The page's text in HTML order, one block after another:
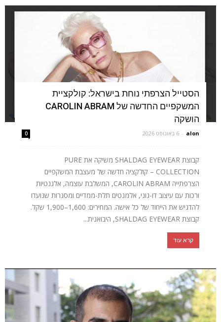
הסטייל הצרפתי נוחת בישראל: קולקציית
המשקפיים החדשה של CAROLIN ABRAM
הושקה
alon
- 6 באוגוסט 2026 0
קבוצת SHALDAG EYEWEAR משיקה את PURE
COLLECTION – קולקציה חדשה של מעצבת המשקפיים
הצרפתייה CAROLIN ABRAM, המשלבת עוצמה, אלגנטיות
ורכות עם עיצוב דו-גוני, אלמנטים תלת-ממדיים ומסגרות שנועדו
להדגיש את הייחוד של כל אישה. המחירים: 1,600–1,900 שקל.
קבוצת SHALDAG EYEWEAR, היבואנית...
קרא עוד